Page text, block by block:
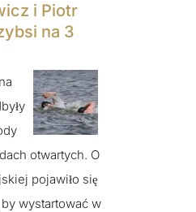
i Piotr
na 3
otwartych. O
pojawiło się
wystartować w